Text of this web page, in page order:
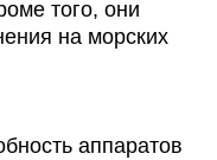
того, они
на морских
аппаратов